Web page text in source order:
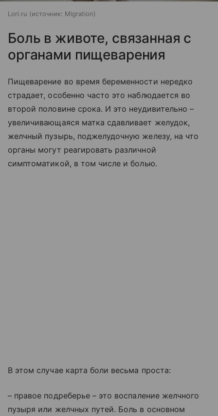
Lori.ru источник: Migration
Боль в животе, связанная с
органами пищеварения
Пищеварение во время беременности нередко
страдает, особенно часто это наблюдается во
второй половине срока. И это неудивительно –
увеличивающаяся матка сдавливает желудок,
желчный пузырь, поджелудочную железу, на что
органы могут реагировать различной
симптоматикой, в том числе и болью.
В этом случае карта боли весьма проста:
– правое подреберье – это воспаление желчного
пузыря или желчных путей. Боль в основном